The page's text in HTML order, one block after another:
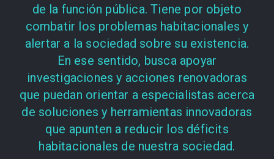
de la función pública. Tiene por objeto
combatir los problemas habitacionales y
alertar a la sociedad sobre su existencia.
En ese sentido, busca apoyar
investigaciones y acciones renovadoras
que puedan orientar a especialistas acerca
de soluciones y herramientas innovadoras
que apunten a reducir los déficits
habitacionales de nuestra sociedad.